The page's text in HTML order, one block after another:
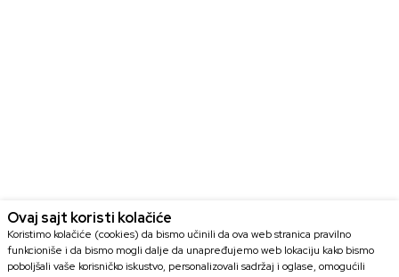
Ovaj sajt koristi kolačiće
Koristimo kolačiće (cookies) da bismo učinili da ova web stranica pravilno
funkcioniše i da bismo mogli dalje da unapređujemo web lokaciju kako bismo
poboljšali vaše korisničko iskustvo, personalizovali sadržaj i oglase, omogućili